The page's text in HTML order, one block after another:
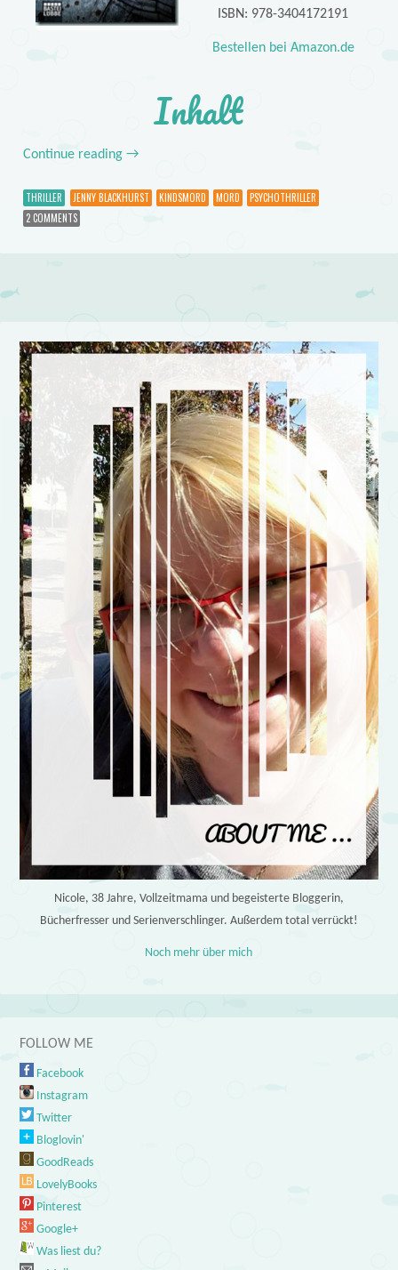
ISBN: 978-3404172191
Bestellen bei Amazon.de
Inhalt
Continue reading →
THRILLER JENNY BLACKHURST KINDSMORD MORD
PSYCHOTHRILLER
2 COMMENTS
Post navigation
Nicole, 38 Jahre, Vollzeitmama und begeisterte Bloggerin,
Bücherfresser und Serienverschlinger. Außerdem total verrückt!
Noch mehr über mich
FOLLOW ME
Facebook
Instagram
Twitter
Bloglovin'
GoodReads
LovelyBooks
Pinterest
Google+
Was liest du?